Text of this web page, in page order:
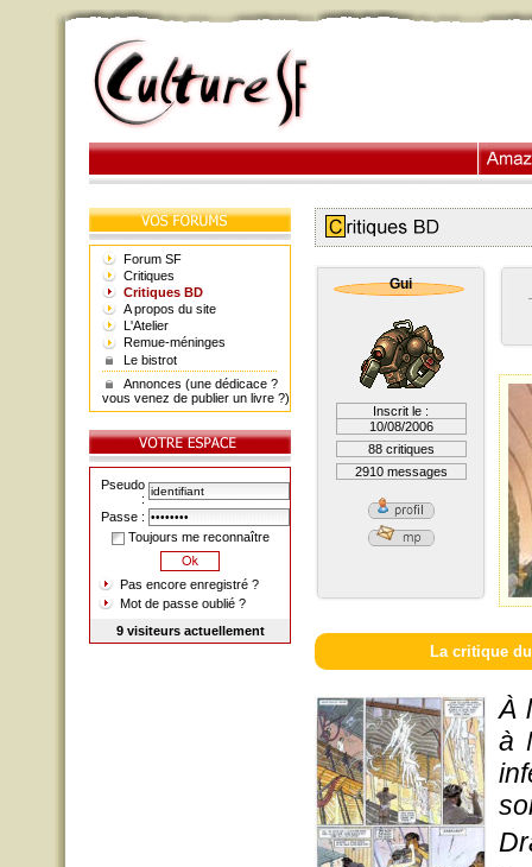
Forum SF
Critiques
Critiques BD
A propos du site
L'Atelier
Remue-méninges
Le bistrot
Annonces (une dédicace ?
vous venez de publier un livre ?)
Pseudo
:
Passe :
Toujours me reconnaître
Pas encore enregistré ?
Mot de passe oublié ?
9 visiteurs actuellement
Gui
Inscrit le :
10/08/2006
88 critiques
2910 messages
La critique
À
à